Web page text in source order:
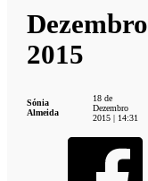
Dezembro
2015
Sónia
Almeida
18 de
Dezembro
2015 | 14:31